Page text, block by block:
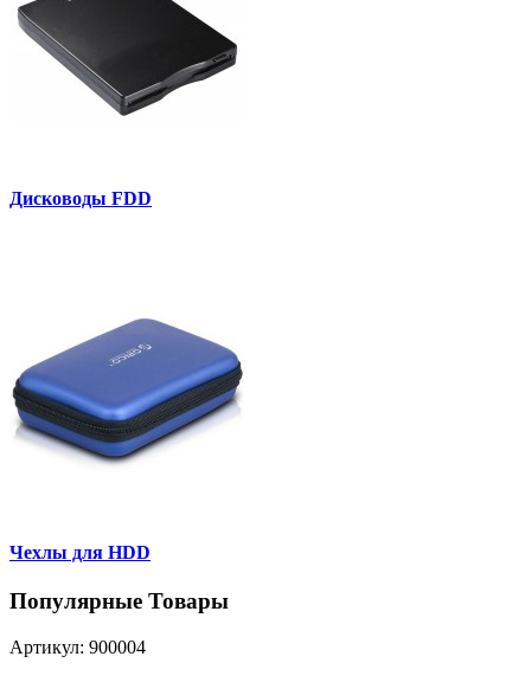
Дисководы FDD
Чехлы для HDD
Популярные Товары
Артикул: 900004